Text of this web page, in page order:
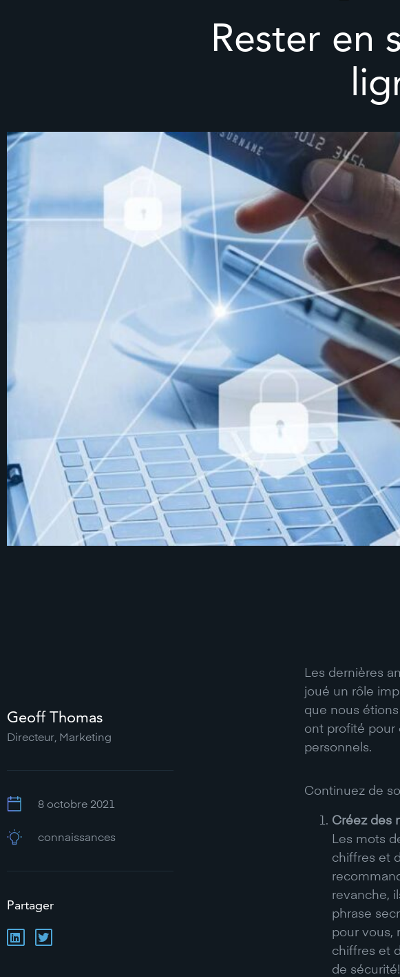
Rester en
Geoff Thomas
Directeur, Marketing
8 octobre 2021
connaissances
Partager
Les dernières
joué un rôle
que nous
ont profité pour
personnels.
Continuez de
Créez des
Les mots
chiffres et
revanche,
phrase
pour vous,
chiffres et
de